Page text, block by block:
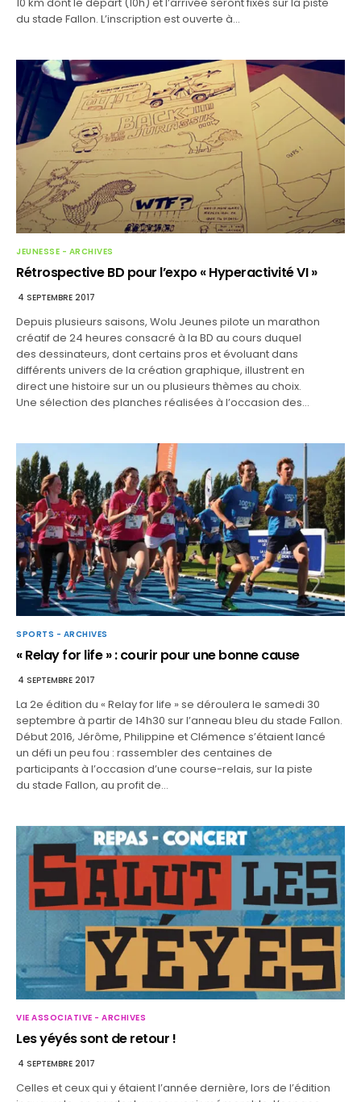
du stade Fallon. L’inscription est ouverte à…
JEUNESSE - ARCHIVES
Rétrospective BD pour l’expo « Hyperactivité VI »
4 SEPTEMBRE 2017
Depuis plusieurs saisons, Wolu Jeunes pilote un marathon
créatif de 24 heures consacré à la BD au cours duquel
des dessinateurs, dont certains pros et évoluant dans
différents univers de la création graphique, illustrent en
direct une histoire sur un ou plusieurs thèmes au choix.
Une sélection des planches réalisées à l’occasion des…
SPORTS - ARCHIVES
« Relay for life » : courir pour une bonne cause
4 SEPTEMBRE 2017
La 2e édition du « Relay for life » se déroulera le samedi 30
septembre à partir de 14h30 sur l’anneau bleu du stade Fallon.
Début 2016, Jérôme, Philippine et Clémence s’étaient lancé
un défi un peu fou : rassembler des centaines de
participants à l’occasion d’une course-relais, sur la piste
du stade Fallon, au profit de…
VIE ASSOCIATIVE - ARCHIVES
Les yéyés sont de retour !
4 SEPTEMBRE 2017
Celles et ceux qui y étaient l’année dernière, lors de l’édition